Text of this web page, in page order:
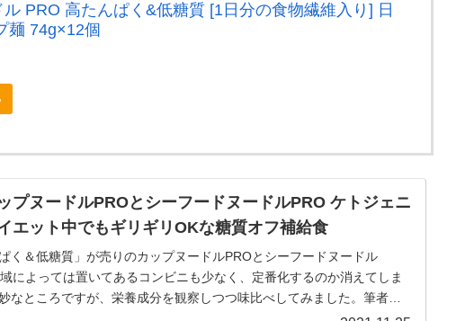
ル PRO 高たんぱく&低糖質 [1日分の食物繊維入り] 日
麺 74g×12個
プヌードルPROとシーフードヌードルPRO ケトジェニ
エット中でもギリギリOKな糖質オフ補給食
ぱく＆低糖質」が売りのカップヌードルPROとシーフードヌードル
によっては置いてあるコンビニも少なく、定番化するのか消えてしま
なところですが、栄養成分を観察しつつ味比べしてみました。筆者は